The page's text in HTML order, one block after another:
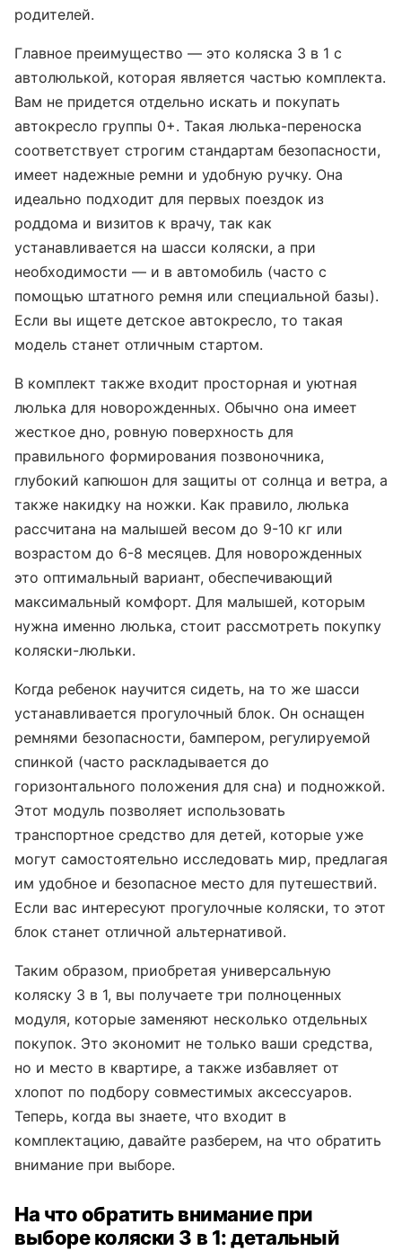
родителей.
Главное преимущество — это коляска 3 в 1 с
автолюлькой, которая является частью комплекта.
Вам не придется отдельно искать и покупать
автокресло группы 0+. Такая люлька-переноска
соответствует строгим стандартам безопасности,
имеет надежные ремни и удобную ручку. Она
идеально подходит для первых поездок из
роддома и визитов к врачу, так как
устанавливается на шасси коляски, а при
необходимости — и в автомобиль (часто с
помощью штатного ремня или специальной базы).
Если вы ищете детское автокресло, то такая
модель станет отличным стартом.
В комплект также входит просторная и уютная
люлька для новорожденных. Обычно она имеет
жесткое дно, ровную поверхность для
правильного формирования позвоночника,
глубокий капюшон для защиты от солнца и ветра, а
также накидку на ножки. Как правило, люлька
рассчитана на малышей весом до 9-10 кг или
возрастом до 6-8 месяцев. Для новорожденных
это оптимальный вариант, обеспечивающий
максимальный комфорт. Для малышей, которым
нужна именно люлька, стоит рассмотреть покупку
коляски-люльки.
Когда ребенок научится сидеть, на то же шасси
устанавливается прогулочный блок. Он оснащен
ремнями безопасности, бампером, регулируемой
спинкой (часто раскладывается до
горизонтального положения для сна) и подножкой.
Этот модуль позволяет использовать
транспортное средство для детей, которые уже
могут самостоятельно исследовать мир, предлагая
им удобное и безопасное место для путешествий.
Если вас интересуют прогулочные коляски, то этот
блок станет отличной альтернативой.
Таким образом, приобретая универсальную
коляску 3 в 1, вы получаете три полноценных
модуля, которые заменяют несколько отдельных
покупок. Это экономит не только ваши средства,
но и место в квартире, а также избавляет от
хлопот по подбору совместимых аксессуаров.
Теперь, когда вы знаете, что входит в
комплектацию, давайте разберем, на что обратить
внимание при выборе.
На что обратить внимание при
выборе коляски 3 в 1: детальный